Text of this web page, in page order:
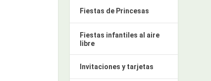
Fiestas de Princesas
Fiestas infantiles al aire
libre
Invitaciones y tarjetas